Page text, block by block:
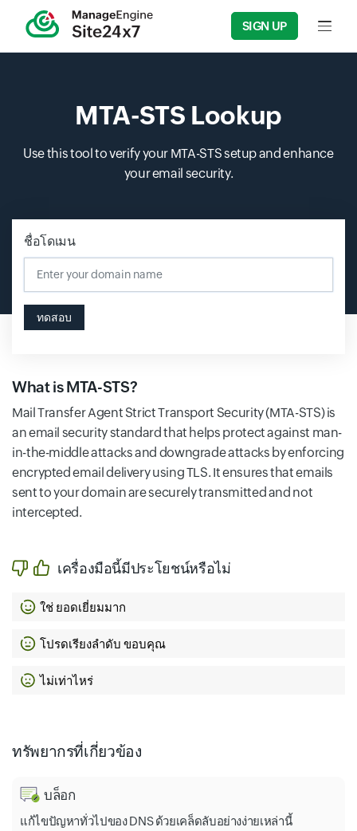
SIGN UP Input
MTA-STS Lookup
Use this tool to verify your MTA-STS setup and enhance
your email security.
ชื่อโดเมน
ทดสอบ
What is MTA-STS?
Mail Transfer Agent Strict Transport Security (MTA-STS) is
an email security standard that helps protect against man-
in-the-middle attacks and downgrade attacks by enforcing
encrypted email delivery using TLS. It ensures that emails
sent to your domain are securely transmitted and not
intercepted.
เครื่องมือนี้มีประโยชน์หรือไม่
ใช่ ยอดเยี่ยมมาก
โปรดเรียงลำดับ ขอบคุณ
ไม่เท่าไหร่
ทรัพยากรที่เกี่ยวข้อง
บล็อก
แก้ไขปัญหาทั่วไปของ DNS ด้วยเคล็ดลับอย่างง่ายเหล่านี้